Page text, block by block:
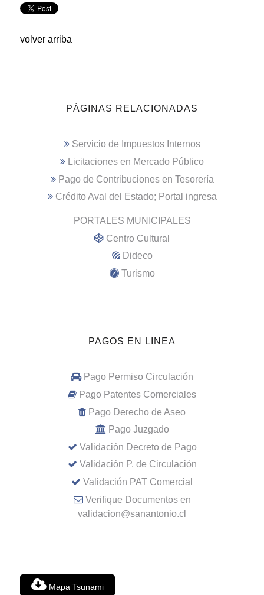
volver arriba
PÁGINAS RELACIONADAS
Servicio de Impuestos Internos
Licitaciones en Mercado Público
Pago de Contribuciones en Tesorería
Crédito Aval del Estado; Portal ingresa
PORTALES MUNICIPALES
Centro Cultural
Dideco
Turismo
PAGOS EN LINEA
Pago Permiso Circulación
Pago Patentes Comerciales
Pago Derecho de Aseo
Pago Juzgado
Validación Decreto de Pago
Validación P. de Circulación
Validación PAT Comercial
Verifique Documentos en
validacion@sanantonio.cl
Mapa Tsunami